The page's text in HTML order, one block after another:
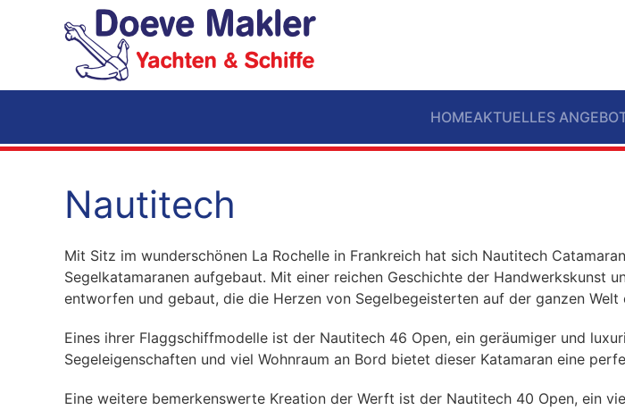
Zum Hauptinhalt springen
HOMEAKTUELLES
Nautitech
Mit Sitz im wunderschönen La Rochelle in Frankreich hat sich Nautitech
Segelkatamaranen aufgebaut. Mit einer reichen Geschichte der Handwerkskunst
entworfen und gebaut, die die Herzen von Segelbegeisterten auf der ganzen Welt
Eines ihrer Flaggschiffmodelle ist der Nautitech 46 Open, ein geräumiger und
Segeleigenschaften und viel Wohnraum an Bord bietet dieser Katamaran eine
Eine weitere bemerkenswerte Kreation der Werft ist der Nautitech 40 Open, ein